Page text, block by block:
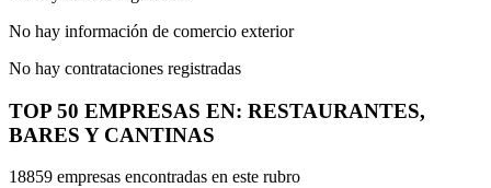
No hay información de comercio exterior
No hay contrataciones registradas
TOP 50 EMPRESAS EN: RESTAURANTES,
BARES Y CANTINAS
18859 empresas encontradas en este rubro